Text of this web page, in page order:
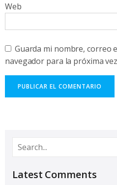
Web
Guarda mi nombre, correo
navegador para la próxima
Latest Comments